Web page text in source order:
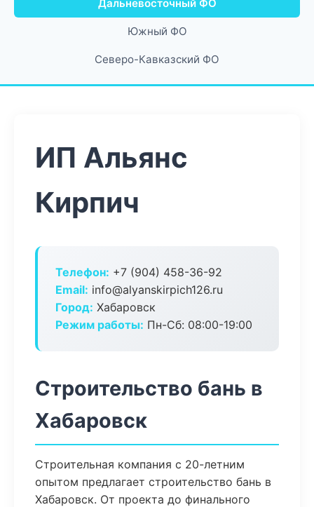
Дальневосточный ФО
Южный ФО
Северо-Кавказский ФО
ИП Альянс
Кирпич
Телефон: +7 (904) 458-36-92
Email: info@alyanskirpich126.ru
Город: Хабаровск
Режим работы: Пн-Сб: 08:00-19:00
Строительство бань в
Хабаровск
Строительная компания с 20-летним
опытом предлагает строительство бань в
Хабаровск. От проекта до финального